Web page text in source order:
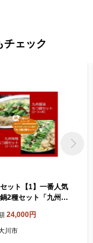
チェック
ット【1】一番人気
2種セット「九州醤
6人前 D22R
24,000円
川市